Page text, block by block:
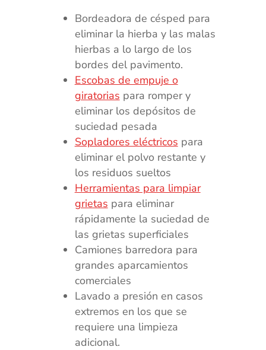
Bordeadora de césped para
eliminar la hierba y las malas
hierbas a lo largo de los
bordes del pavimento.
Escobas de empuje o
giratorias para romper y
eliminar los depósitos de
suciedad pesada
Sopladores eléctricos para
eliminar el polvo restante y
los residuos sueltos
Herramientas para limpiar
grietas para eliminar
rápidamente la suciedad de
las grietas superficiales
Camiones barredora para
grandes aparcamientos
comerciales
Lavado a presión en casos
extremos en los que se
requiere una limpieza
adicional.